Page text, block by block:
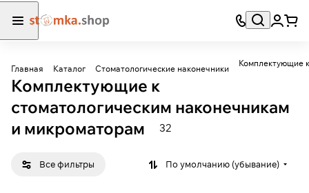
Главная Каталог Стоматологические наконечники
Комплектующие
Комплектующие к
стоматологическим наконечникам
и микроматорам
32
Все фильтры По умолчанию (убывание)